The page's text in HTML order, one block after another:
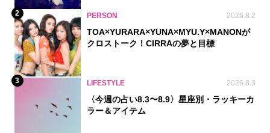
2 PERSON 2026.8.2
TOA×YURARA×YUNA×MYU.Y×MANONが
クロストーク！CIRRAの夢と目標
3 LIFESTYLE 2026.8.3
〈今週の占い8.3〜8.9〉星座別・ラッキーカ
ラー＆アイテム